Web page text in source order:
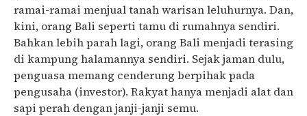
ramai-ramai menjual tanah warisan leluhurnya. Dan,
kini, orang Bali seperti tamu di rumahnya sendiri.
Bahkan lebih parah lagi, orang Bali menjadi terasing
di kampung halamannya sendiri. Sejak jaman dulu,
penguasa memang cenderung berpihak pada
pengusaha (investor). Rakyat hanya menjadi alat dan
sapi perah dengan janji-janji semu.